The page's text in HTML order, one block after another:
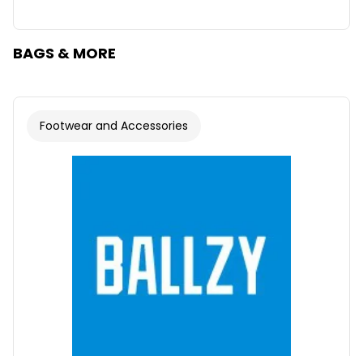
BAGS & MORE
Footwear and Accessories